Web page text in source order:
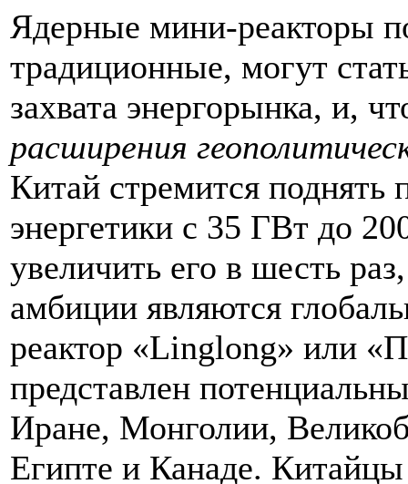
Ядерные мини-реакторы
традиционные, могут
захвата энергорынка, и,
расширения
Китай стремится поднять
энергетики с 35 ГВт до
увеличить его в шесть
амбиции являются
реактор «Linglong» или
представлен
Иране, Монголии,
Египте и Канаде.